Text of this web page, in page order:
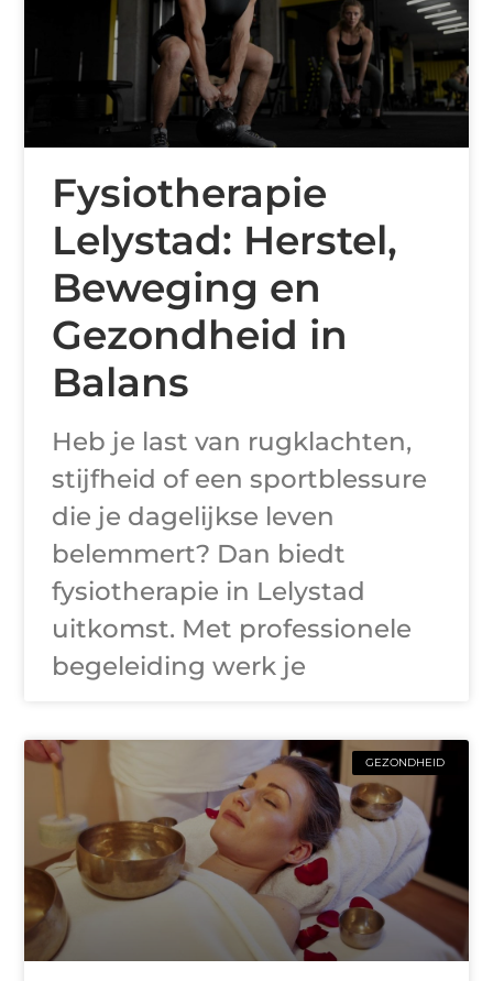
Fysiotherapie
Lelystad: Herstel,
Beweging en
Gezondheid in
Balans
Heb je last van rugklachten,
stijfheid of een sportblessure
die je dagelijkse leven
belemmert? Dan biedt
fysiotherapie in Lelystad
uitkomst. Met professionele
begeleiding werk je
GEZONDHEID